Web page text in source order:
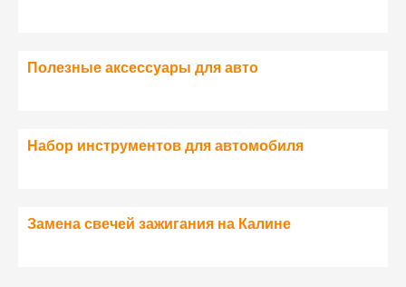
Полезные аксессуары для авто
Набор инструментов для автомобиля
Замена свечей зажигания на Калине